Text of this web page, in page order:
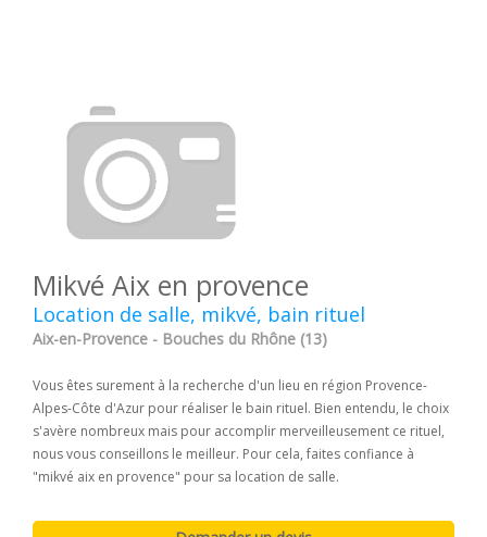
Mikvé Aix en provence
Location de salle, mikvé, bain rituel
Aix-en-Provence - Bouches du Rhône (13)
Vous êtes surement à la recherche d'un lieu en région Provence-
Alpes-Côte d'Azur pour réaliser le bain rituel. Bien entendu, le choix
s'avère nombreux mais pour accomplir merveilleusement ce rituel,
nous vous conseillons le meilleur. Pour cela, faites confiance à
"mikvé aix en provence" pour sa location de salle.